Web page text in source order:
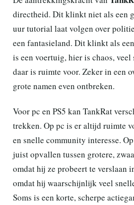
directheid. Dit klinkt niet als een
uur tutorial laat volgen over
een fantasieland. Dit klinkt als
is een voertuig, hier is chaos, veel
daar is ruimte voor. Zeker in een
grote namen even ontbreken.
Voor pc en PS5 kan TankRat
trekken. Op pc is er altijd ruimte
en snelle community interesse.
juist opvallen tussen grotere,
omdat hij ze probeert te verslaan
omdat hij waarschijnlijk veel
Soms is een korte, scherpe